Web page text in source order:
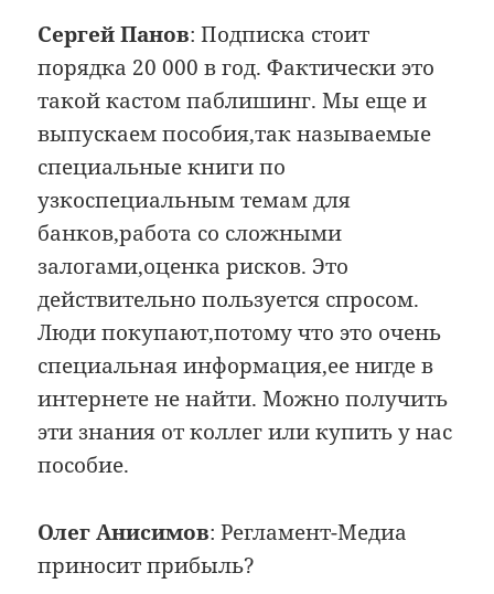
Сергей Панов: Подписка стоит
порядка 20 000 в год. Фактически это
такой кастом паблишинг. Мы еще и
выпускаем пособия,так называемые
специальные книги по
узкоспециальным темам для
банков,работа со сложными
залогами,оценка рисков. Это
действительно пользуется спросом.
Люди покупают,потому что это очень
специальная информация,ее нигде в
интернете не найти. Можно получить
эти знания от коллег или купить у нас
пособие.
Олег Анисимов: Регламент-Медиа
приносит прибыль?